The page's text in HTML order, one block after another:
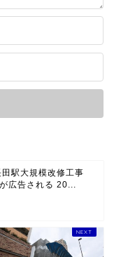
駅大規模改修工事
広告される 20...